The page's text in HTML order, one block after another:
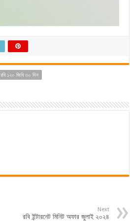
রবি ১২০ জিবি ৩০ দিন
Next
রবি ইন্টারনেট মিনিট অফার জুলাই ২০২৪